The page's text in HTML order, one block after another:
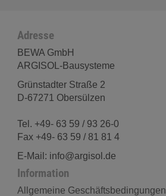
Adresse
BEWA GmbH
ARGISOL-Bausysteme
Grünstadter Straße 2
D-67271 Obersülzen
Tel. +49- 63 59 / 93 26-0
Fax +49- 63 59 / 81 81 4
E-Mail: info@argisol.de
Information
Allgemeine Geschäftsbedingungen